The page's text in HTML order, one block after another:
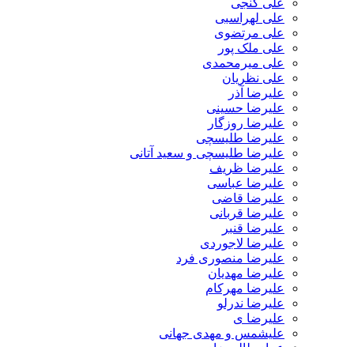
علی لهراسبی
علی مرتضوی
علی ملک پور
علی میرمحمدی
علی نظریان
علیرضا آذر
علیرضا حسینی
علیرضا روزگار
علیرضا طلیسچی
علیرضا طلیسچی و سعید آتانی
علیرضا ظریف
علیرضا عباسی
علیرضا قاضی
علیرضا قربانی
علیرضا قنبر
علیرضا لاجوردی
علیرضا منصوری فرد
علیرضا مهدیان
علیرضا مهرکام
علیرضا ندرلو
علیرضا ی
علیشمس و مهدی جهانی